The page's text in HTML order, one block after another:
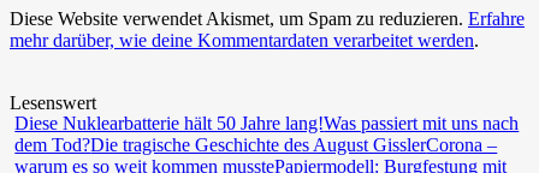
Diese Website verwendet Akismet, um Spam zu reduzieren. Erfahre
mehr darüber, wie deine Kommentardaten verarbeitet werden.
Lesenswert
Diese Nuklearbatterie hält 50 Jahre lang!Was passiert mit uns nach
dem Tod?Die tragische Geschichte des August GisslerCorona –
warum es so weit kommen musstePapiermodell: Burgfestung mit